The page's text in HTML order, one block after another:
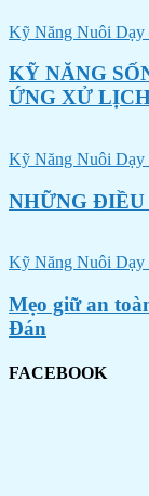
Kỹ Năng Nuôi Dạy
KỸ NĂNG
ỨNG XỬ
Kỹ Năng Nuôi Dạy
NHỮNG
Kỹ Năng Nuôi Dạy
Mẹo giữ an
Đán
FACEBOOK